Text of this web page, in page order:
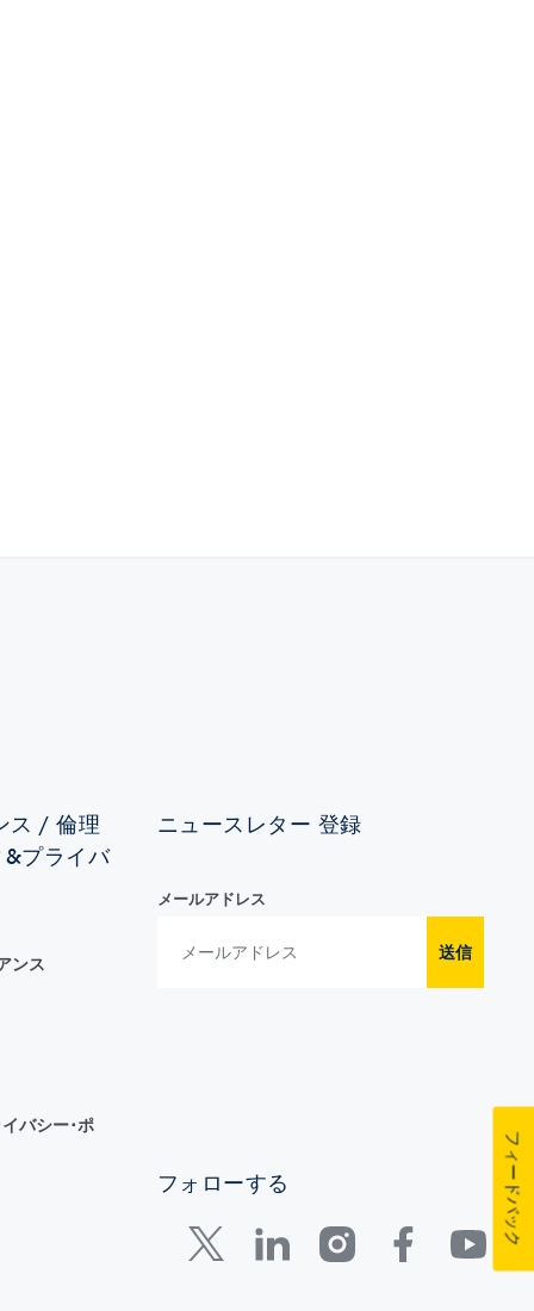
ス / 倫理
プライバ
ンス
バシー･ポ
ニュースレター 登録
メールアドレス
送信
フォローする フィードバック